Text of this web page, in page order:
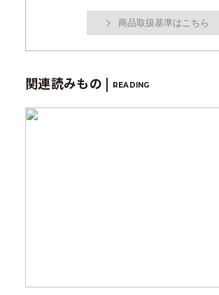
商品取扱基準はこちら
関連読みもの | READING